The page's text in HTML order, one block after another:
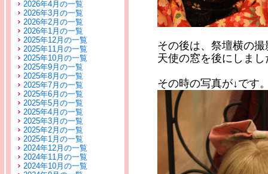
2026年4月の一覧
2026年3月の一覧
2026年2月の一覧
2026年1月の一覧
2025年12月の一覧
2025年11月の一覧
2025年10月の一覧
2025年9月の一覧
2025年8月の一覧
2025年7月の一覧
2025年6月の一覧
2025年5月の一覧
2025年4月の一覧
2025年3月の一覧
2025年2月の一覧
2025年1月の一覧
2024年12月の一覧
2024年11月の一覧
2024年10月の一覧
その後は、祭壇横の
天使の窓を後にしまし
その時の写真が↓です